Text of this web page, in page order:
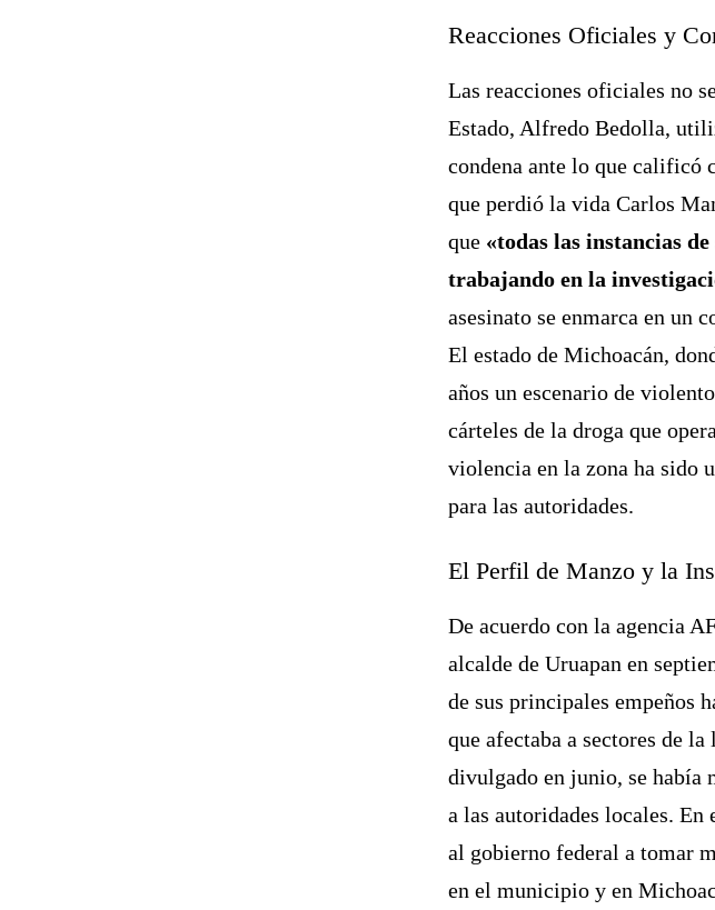
Reacciones Oficiales y
Las reacciones oficiales no
Estado, Alfredo Bedolla,
condena ante lo que calificó
que perdió la vida Carlos
que «todas las instancias
trabajando en la
asesinato se enmarca en un
El estado de Michoacán,
años un escenario de
cárteles de la droga que
violencia en la zona ha sido
para las autoridades.
El Perfil de Manzo y la
De acuerdo con la agencia
alcalde de Uruapan en
de sus principales empeños
que afectaba a sectores de
divulgado en junio, se había
a las autoridades locales. En
al gobierno federal a tomar
en el municipio y en